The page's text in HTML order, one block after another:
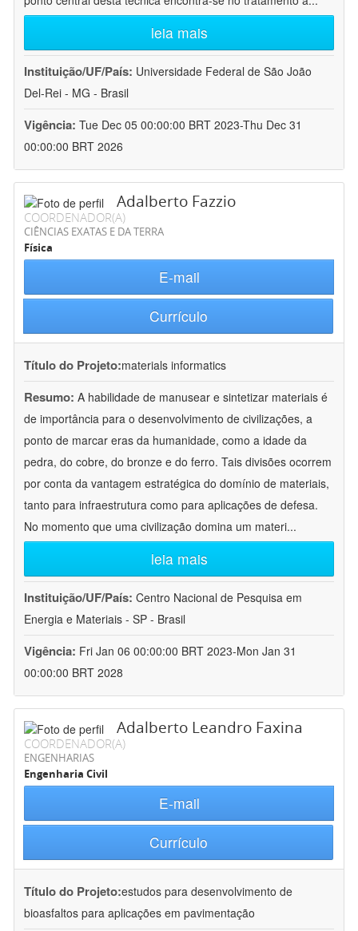
leia mais
Instituição/UF/País: Universidade Federal de São João
Del-Rei - MG - Brasil
Vigência: Tue Dec 05 00:00:00 BRT 2023-Thu Dec 31
00:00:00 BRT 2026
Adalberto Fazzio
COORDENADOR(A)
CIÊNCIAS EXATAS E DA TERRA
Física
E-mail
Currículo
Título do Projeto:materials informatics
Resumo: A habilidade de manusear e sintetizar materiais é
de importância para o desenvolvimento de civilizações, a
ponto de marcar eras da humanidade, como a idade da
pedra, do cobre, do bronze e do ferro. Tais divisões ocorrem
por conta da vantagem estratégica do domínio de materiais,
tanto para infraestrutura como para aplicações de defesa.
No momento que uma civilização domina um materi...
leia mais
Instituição/UF/País: Centro Nacional de Pesquisa em
Energia e Materiais - SP - Brasil
Vigência: Fri Jan 06 00:00:00 BRT 2023-Mon Jan 31
00:00:00 BRT 2028
Adalberto Leandro Faxina
COORDENADOR(A)
ENGENHARIAS
Engenharia Civil
E-mail
Currículo
Título do Projeto:estudos para desenvolvimento de
bioasfaltos para aplicações em pavimentação